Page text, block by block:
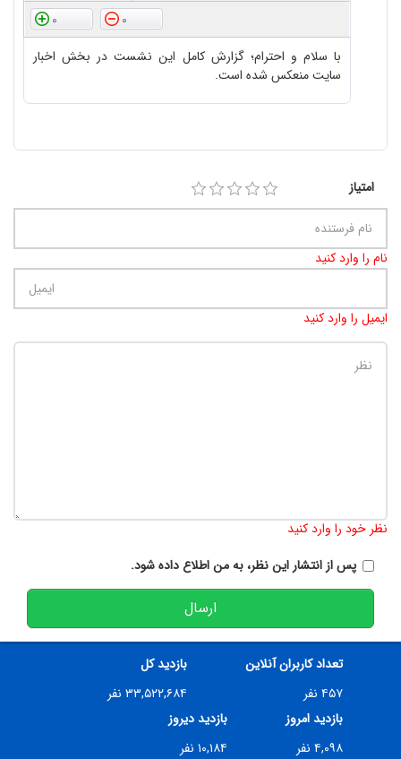
0
0
با سلام و احترام؛ گزارش کامل این نشست در بخش اخبار
سایت منعکس شده است.
امتیاز
نام را وارد کنید
ایمیل را وارد کنید
نظر خود را وارد کنید
پس از انتشار این نظر، به من اطلاع داده شود.
ارسال
تعداد کاربران آنلاین
۴۵۷ نفر
بازدید کل
۳۳,۵۲۲,۶۸۴ نفر
بازدید امروز
۴,۰۹۸ نفر
بازدید دیروز
۱۰,۱۸۴ نفر